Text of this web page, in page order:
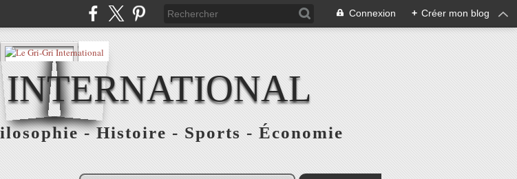
Connexion + Créer mon blog
- Histoire - Sports - Économie